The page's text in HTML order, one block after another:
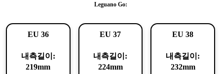
Leguano Go:
EU 36
내측길이:
219mm
EU 37
내측길이:
224mm
EU 38
내측길이:
232mm